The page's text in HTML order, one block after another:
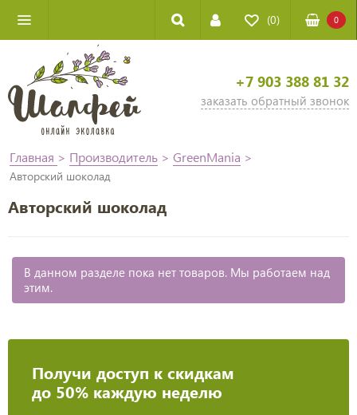
(0) 0
+7 903 388 81 32
заказать обратный звонок
Главная > Производитель > GreenMania >
Авторский шоколад
Авторский шоколад
В данном разделе пока нет товаров. Мы работаем над
этим.
Получи доступ к скидкам
до 50% каждую неделю